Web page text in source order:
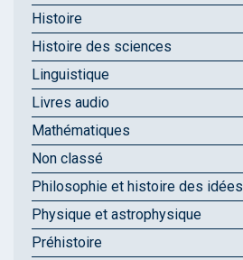
Histoire
Histoire des sciences
Linguistique
Livres audio
Mathématiques
Non classé
Philosophie et histoire des idées
Physique et astrophysique
Préhistoire